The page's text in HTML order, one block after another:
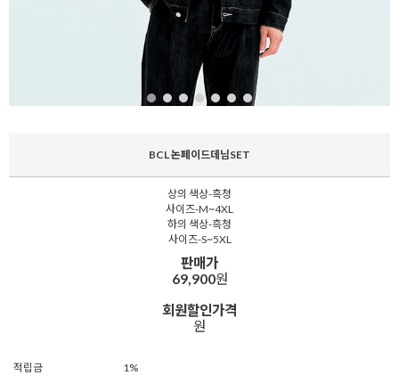
BCL 논페이드데님SET
상의 색상-흑청
사이즈-M~4XL
하의 색상-흑청
사이즈-S~5XL
판매가
69,900원
회원할인가격
원
적립금
1%